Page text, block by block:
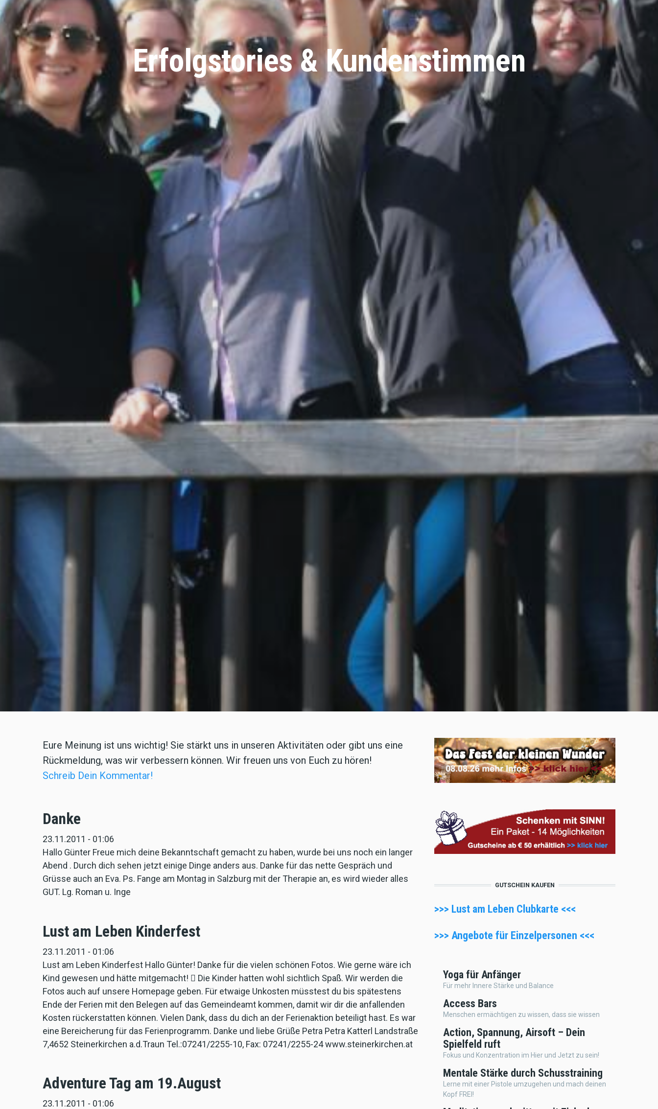
Erfolgstories & Kundenstimmen
Eure Meinung ist uns wichtig! Sie stärkt uns in unseren Aktivitäten oder gibt uns eine
Rückmeldung, was wir verbessern können. Wir freuen uns von Euch zu hören!
Schreib Dein Kommentar!
Danke
23.11.2011 - 01:06
Hallo Günter Freue mich deine Bekanntschaft gemacht zu haben, wurde bei uns noch ein langer
Abend . Durch dich sehen jetzt einige Dinge anders aus. Danke für das nette Gespräch und
Grüsse auch an Eva. Ps. Fange am Montag in Salzburg mit der Therapie an, es wird wieder alles
GUT. Lg. Roman u. Inge
Lust am Leben Kinderfest
23.11.2011 - 01:06
Lust am Leben Kinderfest Hallo Günter! Danke für die vielen schönen Fotos. Wie gerne wäre ich
Kind gewesen und hätte mitgemacht!  Die Kinder hatten wohl sichtlich Spaß. Wir werden die
Fotos auch auf unsere Homepage geben. Für etwaige Unkosten müsstest du bis spätestens
Ende der Ferien mit den Belegen auf das Gemeindeamt kommen, damit wir dir die anfallenden
Kosten rückerstatten können. Vielen Dank, dass du dich an der Ferienaktion beteiligt hast. Es war
eine Bereicherung für das Ferienprogramm. Danke und liebe Grüße Petra Petra Katterl Landstraße
7,4652 Steinerkirchen a.d.Traun Tel.:07241/2255-10, Fax: 07241/2255-24 www.steinerkirchen.at
Adventure Tag am 19.August
23.11.2011 - 01:06
GUTSCHEIN KAUFEN
>>> Lust am Leben Clubkarte <<<
>>> Angebote für Einzelpersonen <<<
Yoga für Anfänger
Für mehr Innere Stärke und Balance
Access Bars
Menschen ermächtigen zu wissen, dass sie wissen
Action, Spannung, Airsoft – Dein
Spielfeld ruft
Fokus und Konzentration im Hier und Jetzt zu sein!
Mentale Stärke durch Schusstraining
Lerne mit einer Pistole umzugehen und mach deinen
Kopf FREI!